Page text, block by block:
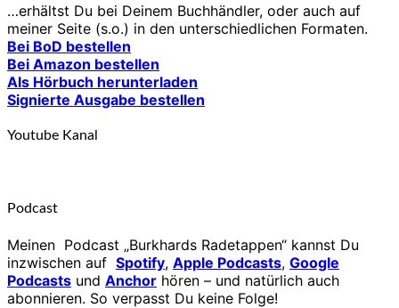
…erhältst Du bei Deinem Buchhändler, oder auch auf
meiner Seite (s.o.) in den unterschiedlichen Formaten.
Bei BoD bestellen
Bei Amazon bestellen
Als Hörbuch herunterladen
Signierte Ausgabe bestellen
Youtube Kanal
Podcast
Meinen Podcast „Burkhards Radetappen“ kannst Du
inzwischen auf Spotify, Apple Podcasts, Google
Podcasts und Anchor hören – und natürlich auch
abonnieren. So verpasst Du keine Folge!